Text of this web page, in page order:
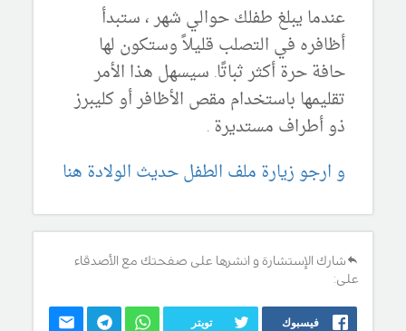
عندما يبلغ طفلك حوالي شهر ، ستبدأ
أظافره في التصلب قليلاً وستكون لها
حافة حرة أكثر ثباتًا. سيسهل هذا الأمر
تقليمها باستخدام مقص الأظافر أو كليبرز
ذو أطراف مستديرة .
و ارجو زيارة ملف الطفل حديث الولادة هنا
شارك الإستشارة و انشرها على صفحتك مع الأصدقاء
على:
فيسبوك تويتر